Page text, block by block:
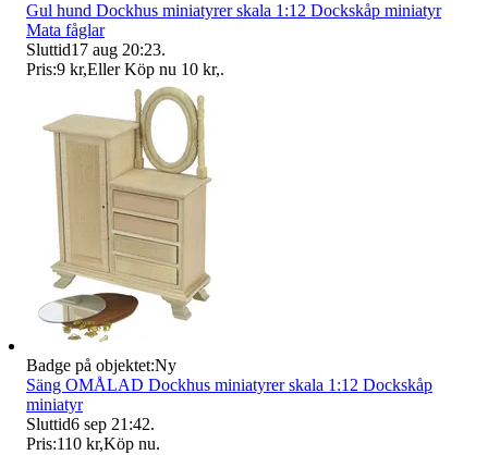
Gul hund Dockhus miniatyrer skala 1:12 Dockskåp miniatyr
Mata fåglar
Sluttid17 aug 20:23.
Pris:9 kr,Eller Köp nu 10 kr,.
Badge på objektet:Ny
Säng OMÅLAD Dockhus miniatyrer skala 1:12 Dockskåp
miniatyr
Sluttid6 sep 21:42.
Pris:110 kr,Köp nu.